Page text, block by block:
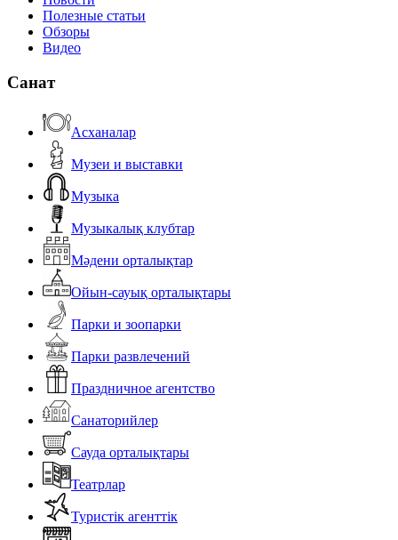
Полезные статьи
Обзоры
Видео
Санат
Асханалар
Музеи и выставки
Музыка
Музыкалық клубтар
Мәдени орталықтар
Ойын-сауық орталықтары
Парки и зоопарки
Парки развлечений
Праздничное агентство
Санаторийлер
Сауда орталықтары
Театрлар
Туристік агенттік